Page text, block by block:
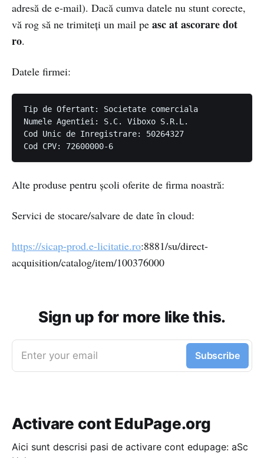
adresă de e-mail). Dacă cumva datele nu stunt corecte,
vă rog să ne trimiteți un mail pe asc at ascorare dot
ro.
Datele firmei:
Tip de Ofertant: Societate comerciala
Numele Agentiei: S.C. Viboxo S.R.L.
Cod Unic de Inregistrare: 50264327
Alte produse pentru școli oferite de firma noastră:
Servici de stocare/salvare de date în cloud:
https://sicap-prod.e-licitatie.ro:8881/su/direct-
acquisition/catalog/item/100376000
Sign up for more like this.
Enter your email Subscribe
Activare cont EduPage.org
Aici sunt descrisi pasi de activare cont edupage: aSc